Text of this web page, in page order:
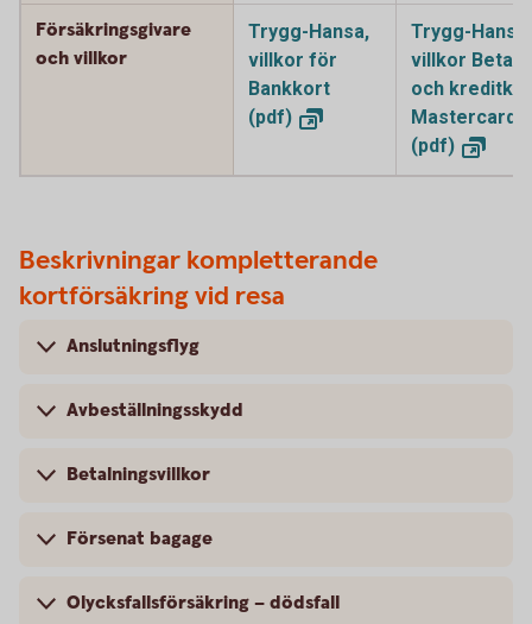
Försäkringsgivare
och villkor
Trygg-Hansa,
villkor för
Bankkort
(pdf)
Trygg-Hansa,
villkor Betal-
och
Mastercard
(pdf)
Beskrivningar kompletterande
kortförsäkring vid resa
Anslutningsflyg
Avbeställningsskydd
Betalningsvillkor
Försenat bagage
Olycksfallsförsäkring – dödsfall